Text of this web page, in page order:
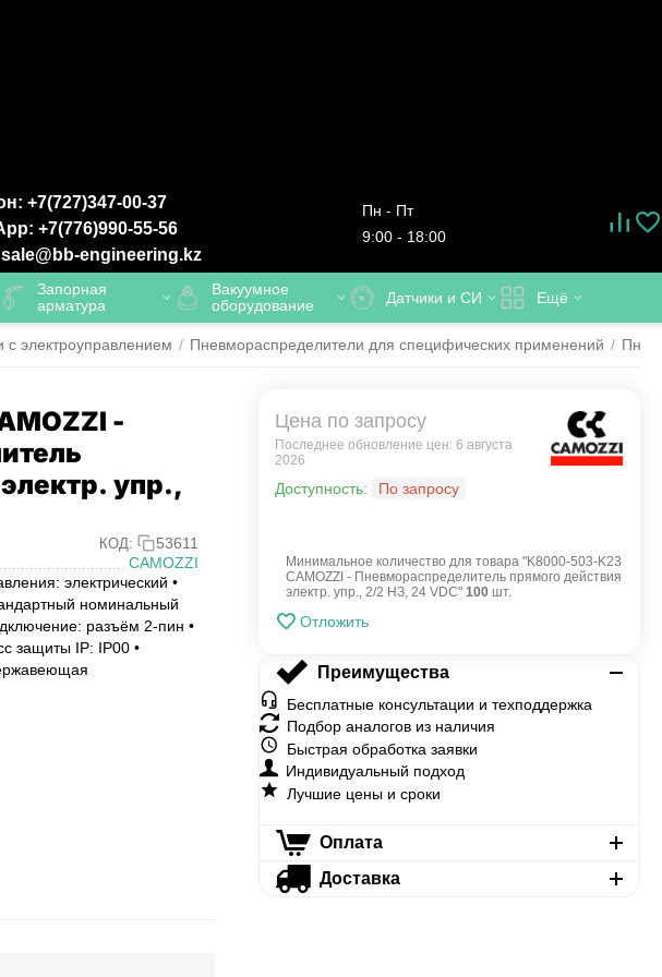
+7(727)347-00-37
+7(776)990-55-56
engineering.kz
Пн - Пт
9:00 - 18:00
Запорная
арматура
Вакуумное
оборудование
Датчики и СИ Ещё
электроуправлением / Пневмораспределители для специфических применений /
-
упр.,
КОД:
53611
CAMOZZI
электрический •
номинальный
разъём 2-пин •
защиты IP: IP00 •
Цена по запросу
Последнее обновление цен: 6 августа
2026
Доступность: По запросу
Минимальное количество для товара "K8000-503-K23
CAMOZZI - Пневмораспределитель прямого действия
электр. упр., 2/2 НЗ, 24 VDC" 100 шт.
Отложить
Преимущества
Бесплатные консультации и техподдержка
Подбор аналогов из наличия
Быстрая обработка заявки
Индивидуальный подход
Лучшие цены и сроки
Оплата
Доставка